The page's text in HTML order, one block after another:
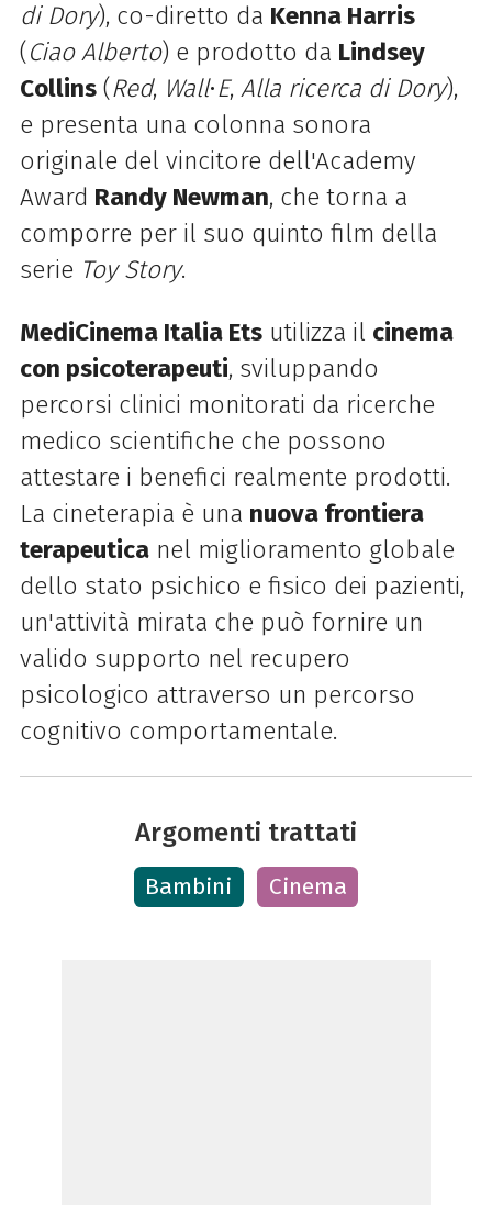
di Dory), co-diretto da Kenna Harris
(Ciao Alberto) e prodotto da Lindsey
Collins(Red, Wall•E, Alla ricerca di Dory),
e presenta una colonna sonora
originale del vincitore dell'Academy
Award Randy Newman, che torna a
comporre per il suo quinto film della
serie Toy Story.
MediCinema Italia Etsutilizza il cinema
con psicoterapeuti, sviluppando
percorsi clinici monitorati da ricerche
medico scientifiche che possono
attestare i benefici realmente prodotti.
La cineterapia è una nuova frontiera
terapeuticanel miglioramento globale
dello stato psichico e fisico dei pazienti,
un'attività mirata che può fornire un
valido supporto nel recupero
psicologico attraverso un percorso
cognitivo comportamentale.
Argomenti trattati
Bambini Cinema